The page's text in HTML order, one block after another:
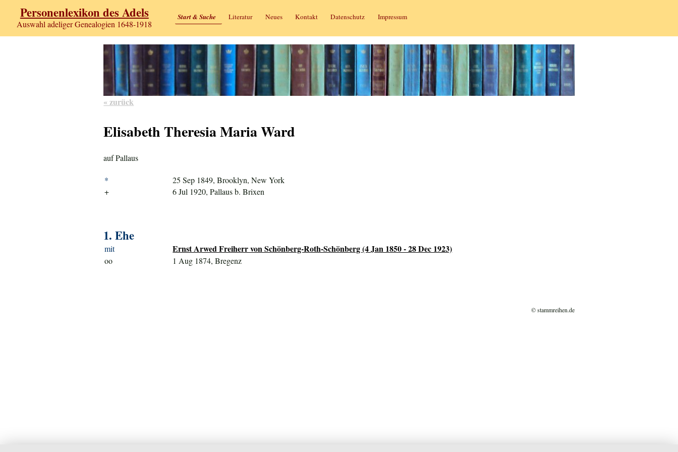
Personenlexikon des Adels
Auswahl adeliger Genealogien 1648-1918
Start & Suche Literatur Neues Kontakt Datenschutz Impressum
« zurück
Elisabeth Theresia Maria Ward
auf Pallaus
*
25 Sep 1849, Brooklyn, New York
+
6 Jul 1920, Pallaus b. Brixen
1. Ehe
mit Ernst Arwed Freiherr von Schönberg-Roth-Schönberg (4 Jan 1850 - 28 Dec 1923)
oo 1 Aug 1874, Bregenz
© stammreihen.de